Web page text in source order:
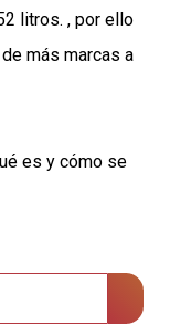
litros. , por ello
más marcas a
es y cómo se